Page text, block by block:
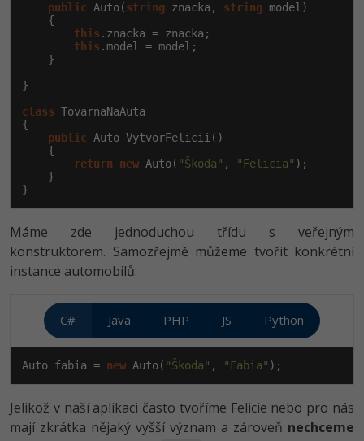
public Auto(string znacka, string model)
    {
this .znacka = znacka;
this .model = model;
    }
}
class TovarnaNaAuta
{
public Auto VytvorFelicii()
    {
return
new Auto( "Škoda" , "Felicia" );
    }
}
Máme zde jednoduchou třídu s veřejným
konstruktorem. Samozřejmě můžeme tvořit konkrétní
instance automobilů:
C# Java PHP JS Python
Auto fabia = new Auto( "Škoda" , "Fabia" );
Jelikož v naší aplikaci často tvoříme Felicie nebo pro nás
mají zkrátka nějaký vyšší význam a zároveň nechceme